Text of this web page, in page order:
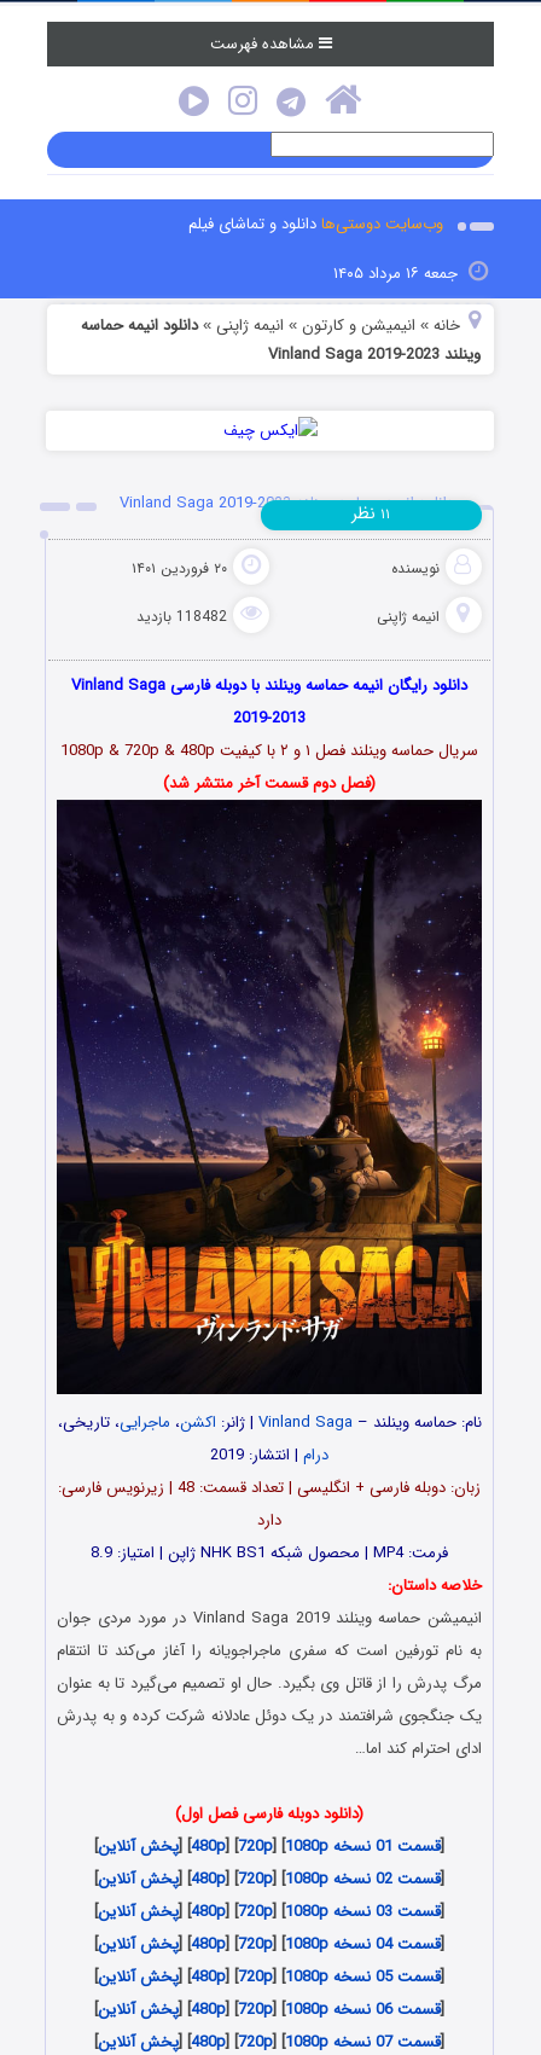
مشاهده فهرست
وب‌سایت دوستی‌هادانلود و تماشای فیلم
جمعه ۱۶ مرداد ۱۴۰۵
خانه » انیمیشن و کارتون » انیمه ژاپنی »دانلود انیمه حماسه
وینلند Vinland Saga 2019-2023
دانلود انیمه حماسه وینلند Vinland Saga 2019-2023
نویسنده ۲۰ فروردین ۱۴۰۱
انیمه ژاپنی 118482 بازدید
۱۱ نظر
دانلود رایگان انیمه حماسه وینلند با دوبله فارسی Vinland Saga
2019-2013
سریال حماسه وینلند فصل ۱ و ۲
با کیفیت 1080p & 720p & 480p
(فصل دوم قسمت آخر منتشر شد)
نام: حماسه وینلند –Vinland Saga | ژانر: اکشن، ماجرایی، تاریخی،
درام | انتشار: 2019
زبان: دوبله فارسی + انگلیسی | تعداد قسمت‌: 48 | زیرنویس فارسی:
دارد
فرمت: MP4 | محصول شبکه NHK BS1 ژاپن | امتیاز: 8.9
خلاصه داستان:
انیمیشن حماسه وینلند Vinland Saga 2019 در مورد مردی جوان
به نام تورفین است که سفری ماجراجویانه را آغاز می‌کند تا انتقام
مرگ پدرش را از قاتل وی بگیرد. حال او تصمیم می‌گیرد تا به عنوان
یک جنگجوی شرافتمند در یک دوئل عادلانه شرکت کرده و به پدرش
ادای احترام کند اما…
(دانلود دوبله فارسی فصل اول)
[قسمت 01 نسخه 1080p ] [
720p
] [
480p
] [پخش آنلاین]
[قسمت 02 نسخه 1080p ] [
720p
] [
480p
] [پخش آنلاین]
[قسمت 03 نسخه 1080p ] [
720p
] [
480p
] [پخش آنلاین]
[قسمت 04 نسخه 1080p ] [
720p
] [
480p
] [پخش آنلاین]
[قسمت 05 نسخه 1080p ] [
720p
] [
480p
] [پخش آنلاین]
[قسمت 06 نسخه 1080p ] [
720p
] [
480p
] [پخش آنلاین]
[قسمت 07 نسخه 1080p ] [
720p
] [
480p
] [پخش آنلاین]